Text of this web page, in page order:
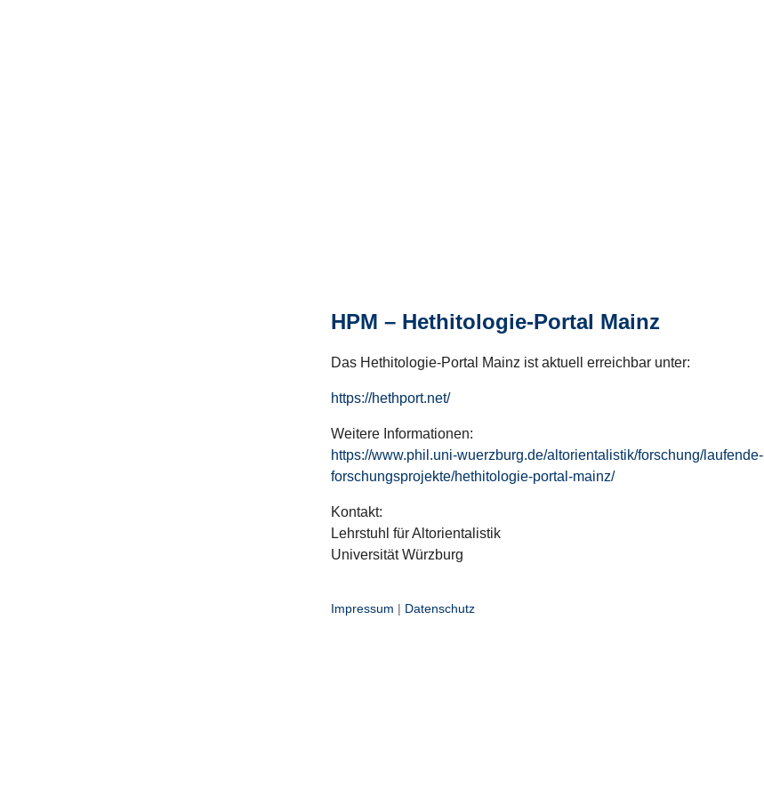
HPM – Hethitologie-Portal Mainz
Das Hethitologie-Portal Mainz ist aktuell erreichbar unter:
https://hethport.net/
Weitere Informationen:
https://www.phil.uni-wuerzburg.de/altorientalistik/forschung/laufende-
forschungsprojekte/hethitologie-portal-mainz/
Kontakt:
Lehrstuhl für Altorientalistik
Universität Würzburg
Impressum | Datenschutz